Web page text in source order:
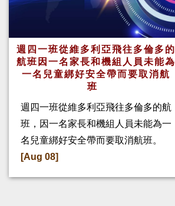
週四一班從維多利亞飛往多倫多的
航班因一名家長和機組人員未能為
一名兒童綁好安全帶而要取消航
班
週四一班從維多利亞飛往多倫多的航
班，因一名家長和機組人員未能為一
名兒童綁好安全帶而要取消航班。
[Aug 08]